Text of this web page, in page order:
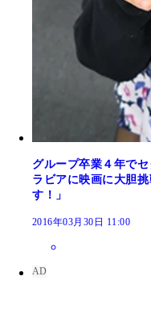
グループ卒業４年で
ラビアに映画に大胆
す！」
2016年03月30日 11:00